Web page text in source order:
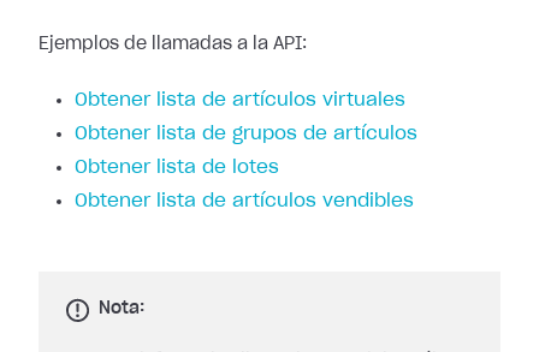
Ejemplos de llamadas a la API:
Obtener lista de artículos virtuales
Obtener lista de grupos de artículos
Obtener lista de lotes
Obtener lista de artículos vendibles
Nota: